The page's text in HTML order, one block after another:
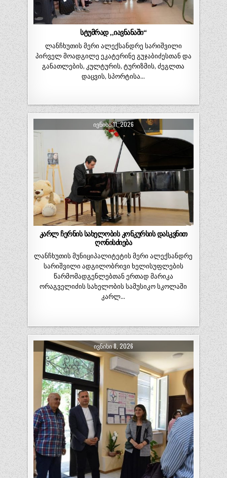
სტუმრად ,,იავნანაში“
ლანჩხუთის მერი ალექსანდრე სარიშვილი
პირველ მოადგილე ეკატერინე გუჯაბიძესთან და
განათლების, კულტურის, ტურიზმის, ძეგლთა
დაცვის, სპორტისა…
ᲘᲕᲜᲘᲡᲘ 11, 2026
კარლ ჩერნის სახელობის კონკურსის დასკვნით
ღონისძიება
ლანჩხუთის მუნიციპალიტეტის მერი ალექსანდრე
სარიშვილი ადგილობრივი ხელისუფლების
წარმომადგენლებთან ერთად მარიკა
ორაგველიძის სახელობის სამუსიკო სკოლაში
კარლ…
ᲘᲕᲜᲘᲡᲘ 8, 2026